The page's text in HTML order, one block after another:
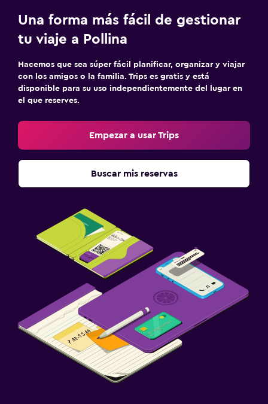
Mosquitera
Ideal para familias
Comidas para niños
Parque infantil
Sistema de entretenimiento
TV de pantalla plana
Actividades
Bicicletas
Una forma más fácil de gestionar
tu viaje a Pollina
Hacemos que sea súper fácil planificar, organizar y viajar
con los amigos o la familia. Trips es gratis y está
disponible para su uso independientemente del lugar en
el que reserves.
Empezar a usar Trips
Buscar mis reservas